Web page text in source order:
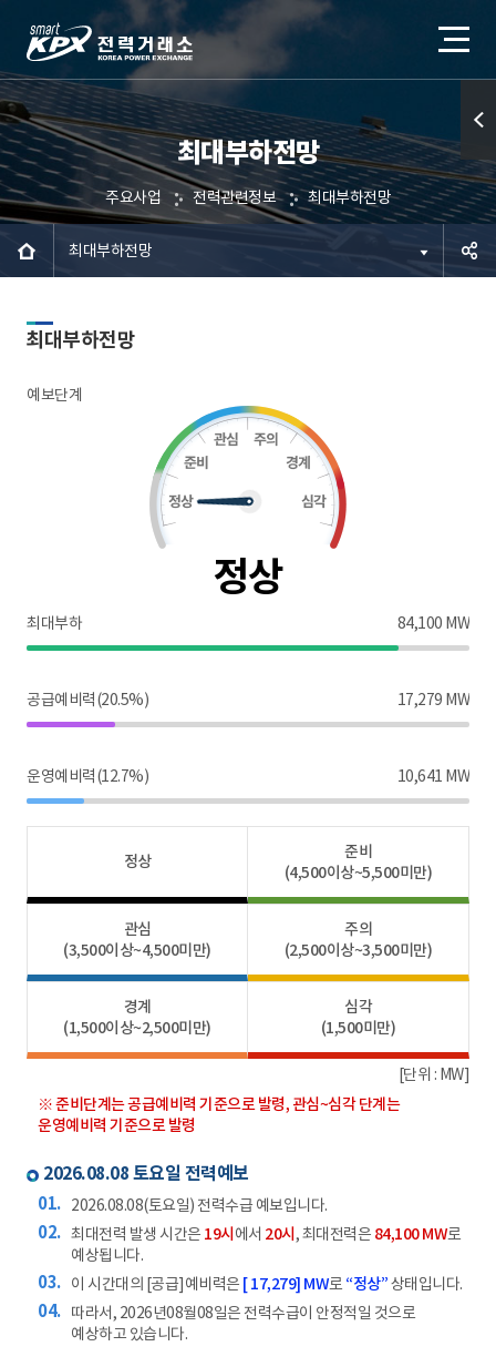
최대부하전망
주요사업 전력관련정보 최대부하전망
최대부하전망
최대부하전망
예보단계
정상
최대부하 84,100 MW
공급예비력(20.5%) 17,279 MW
운영예비력(12.7%) 10,641 MW
정상
준비
(4,500이상~5,500미만)
관심
(3,500이상~4,500미만)
주의
(2,500이상~3,500미만)
경계
(1,500이상~2,500미만)
심각
(1,500미만)
[단위 : MW]
※ 준비단계는 공급예비력 기준으로 발령, 관심~심각 단계는
운영예비력 기준으로 발령
2026.08.08 토요일 전력예보
2026.08.08(토요일) 전력수급 예보입니다.
최대전력 발생 시간은 19시에서 20시, 최대전력은 84,100 MW로
예상됩니다.
이 시간대의 [공급]예비력은 [ 17,279] MW로 “정상”상태입니다.
따라서, 2026년08월08일은 전력수급이 안정적일 것으로
예상하고 있습니다.
퀵메
뉴 열
기